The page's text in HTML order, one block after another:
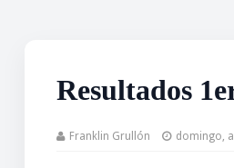
Resultados
Franklin Grullón domingo,